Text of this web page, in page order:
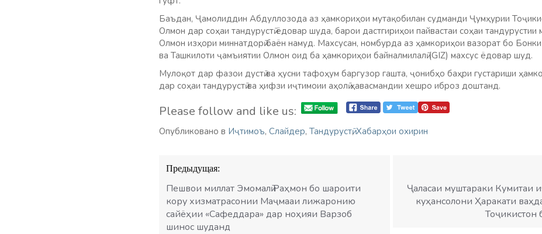
Баъдан, Ҷамолиддин Абдуллозода аз ҳамкориҳои мутақобилан судманди Ҷумҳурии
Олмон дар соҳаи тандурустӣ ёдовар шуда, барои дастгириҳои пайвастаи соҳаи тандурустии
Олмон изҳори миннатдорӣ баён намуд. Махсусан, номбурда аз ҳамкориҳои вазорат бо
ва Ташкилоти ҷамъиятии Олмон оид ба ҳамкориҳои байналмилалӣ (GIZ) махсус ёдовар шуд.
Мулоқот дар фазои дустӣ ва ҳусни тафоҳум баргузор гашта, ҷонибҳо баҳри густариши
дар соҳаи тандурустӣ ва ҳифзи иҷтимоии аҳолӣ ҳавасмандии хешро иброз доштанд.
Please follow and like us:
Опубликовано в Иҷтимоъ, Слайдер, Тандурустӣ,Хабарҳои охирин
Навигация
по
записям
Предыдущая:
Пешвои миллат Эмомалӣ Раҳмон бо шароити
кору хизматрасонии Маҷмааи лижаронию
сайёҳии «Сафеддара» дар ноҳияи Варзоб
шинос шуданд
Ҷаласаи муштараки Кумитаи
куҳансолони Ҳаракати
Тоҷикистон